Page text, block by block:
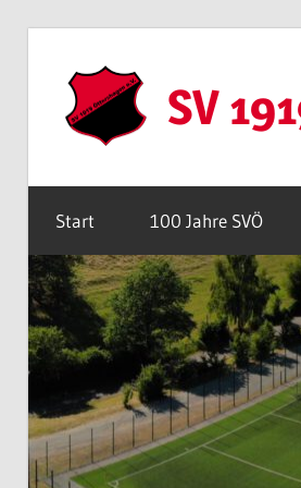
Inhalt
springen
SV
Start 100 Jahre SVÖ